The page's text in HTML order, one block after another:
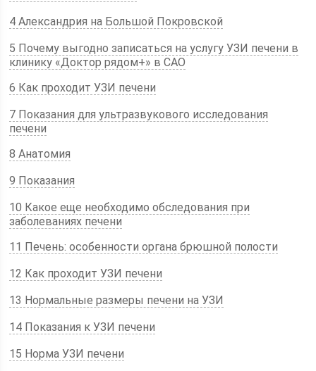
4 Александрия на Большой Покровской
5 Почему выгодно записаться на услугу УЗИ печени в
клинику «Доктор рядом+» в САО
6 Как проходит УЗИ печени
7 Показания для ультразвукового исследования
печени
8 Анатомия
9 Показания
10 Какое еще необходимо обследования при
заболеваниях печени
11 Печень: особенности органа брюшной полости
12 Как проходит УЗИ печени
13 Нормальные размеры печени на УЗИ
14 Показания к УЗИ печени
15 Норма УЗИ печени